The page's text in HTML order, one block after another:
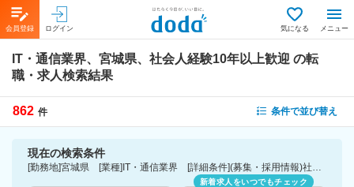
会員登録 ログイン 気になる メニュー
IT・通信業界、宮城県、社会人経験10年以上歓迎 の転
職・求人検索結果
862 件 条件で並び替え
現在の検索条件
[勤務地]宮城県 [業種]IT・通信業界 [詳細条件](募集・採用情報)社会人経験10年以上歓迎
新着求人をいつでもチェック